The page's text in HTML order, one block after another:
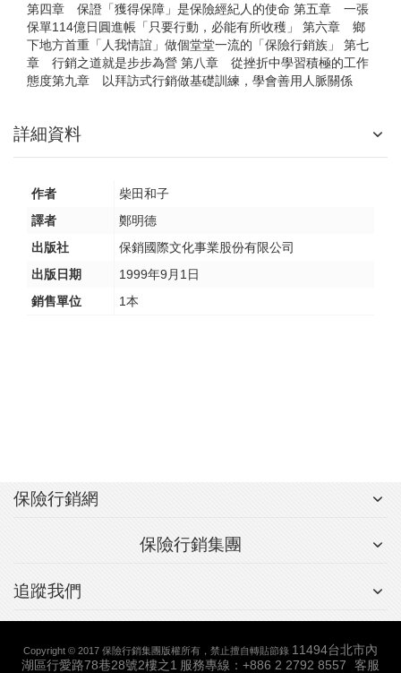
第四章 保證「獲得保障」是保險經紀人的使命 第五章 一張
保單114億日圓進帳「只要行動，必能有所收穫」 第六章 鄉
下地方首重「人我情誼」做個堂堂一流的「保險行銷族」 第七
章 行銷之道就是步步為營 第八章 從挫折中學習積極的工作
態度第九章 以拜訪式行銷做基礎訓練，學會善用人脈關係
詳細資料
作者
柴田和子
譯者
鄭明德
出版社
保銷國際文化事業股份有限公司
出版日期
1999年9月1日
銷售單位
1本
保險行銷網
保險行銷集團
追蹤我們
Copyright © 2017 保險行銷集團版權所有，禁止擅自轉貼節錄 11494台北市內
湖區行愛路78巷28號2樓之1 服務專線：+886 2 2792 8557
客服